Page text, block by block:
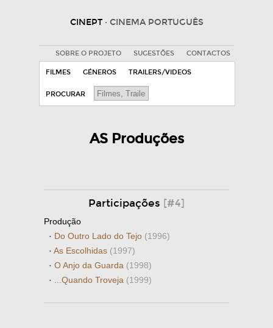
CINEPT · CINEMA PORTUGUÊS
SOBRE O PROJETO SUGESTÕES CONTACTOS
FILMES GÉNEROS TRAILERS/VIDEOS
PROCURAR
AS Produções
Participações [#4]
Produção
· Do Outro Lado do Tejo (1996)
· As Escolhidas (1997)
· O Anjo da Guarda (1998)
·
...Quando Troveja (1999)